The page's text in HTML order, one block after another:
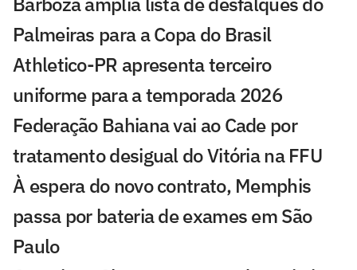
Palmeiras para a Copa do Brasil
Athletico-PR apresenta terceiro
uniforme para a temporada 2026
Federação Bahiana vai ao Cade por
tratamento desigual do Vitória na FFU
À espera do novo contrato, Memphis
passa por bateria de exames em São
Paulo